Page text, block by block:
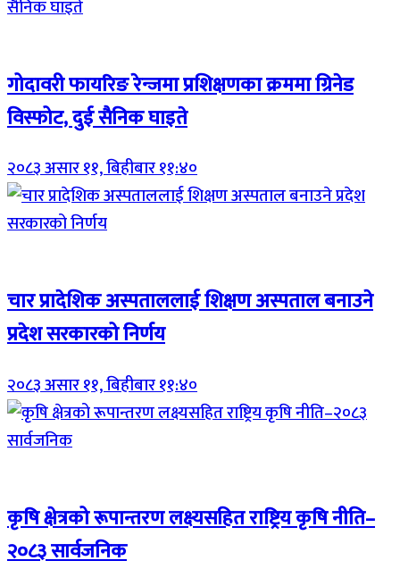
गोदावरी फायरिङ रेन्जमा प्रशिक्षणका क्रममा ग्रिनेड
विस्फोट, दुई सैनिक घाइते
२०८३ असार ११, बिहीबार ११:४०
चार प्रादेशिक अस्पताललाई शिक्षण अस्पताल बनाउने
प्रदेश सरकारको निर्णय
२०८३ असार ११, बिहीबार ११:४०
कृषि क्षेत्रको रूपान्तरण लक्ष्यसहित राष्ट्रिय कृषि नीति–
२०८३ सार्वजनिक